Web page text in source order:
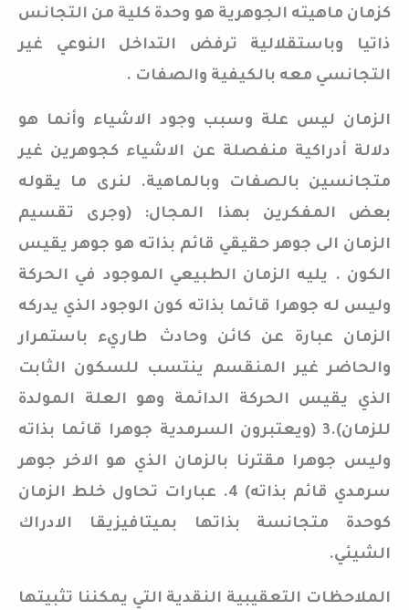
كزمان ماهيته الجوهرية هو وحدة كلية من التجانس
ذاتيا وباستقلالية ترفض التداخل النوعي غير
التجانسي معه بالكيفية والصفات .
الزمان ليس علة وسبب وجود الاشياء وأنما هو
دلالة أدراكية منفصلة عن الاشياء كجوهرين غير
متجانسين بالصفات وبالماهية. لنرى ما يقوله
بعض المفكرين بهذا المجال: (وجرى تقسيم
الزمان الى جوهر حقيقي قائم بذاته هو جوهر يقيس
الكون . يليه الزمان الطبيعي الموجود في الحركة
وليس له جوهرا قائما بذاته كون الوجود الذي يدركه
الزمان عبارة عن كائن وحادث طاريء باستمرار
والحاضر غير المنقسم ينتسب للسكون الثابت
الذي يقيس الحركة الدائمة وهو العلة المولدة
للزمان).3 (ويعتبرون السرمدية جوهرا قائما بذاته
وليس جوهرا مقترنا بالزمان الذي هو الاخر جوهر
سرمدي قائم بذاته) 4. عبارات تحاول خلط الزمان
كوحدة متجانسة بذاتها بميتافيزيقا الادراك
الشيئي.
الملاحظات التعقيبية النقدية التي يمكننا تثبيتها